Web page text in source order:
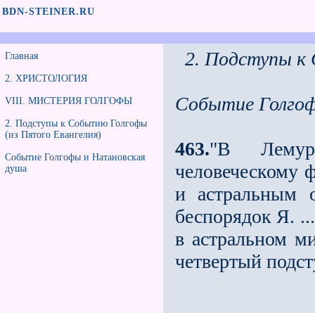
BDN-STEINER.RU
Главная
2. ХРИСТОЛОГИЯ
VIII. МИСТЕРИЯ ГОЛГОФЫ
2. Подступы к Событию Голгофы
(из Пятого Евангелия)
Событие Голгофы и Натановская
душа
2. Подступы к
Событие
463."В
и астральным
беспорядок Я.
в астральном
четвертый